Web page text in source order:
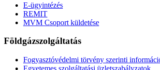
E-ügyintézés
REMIT
MVM Csoport küldetése
Földgázszolgáltatás
Fogyasztóvédelmi törvény szerinti